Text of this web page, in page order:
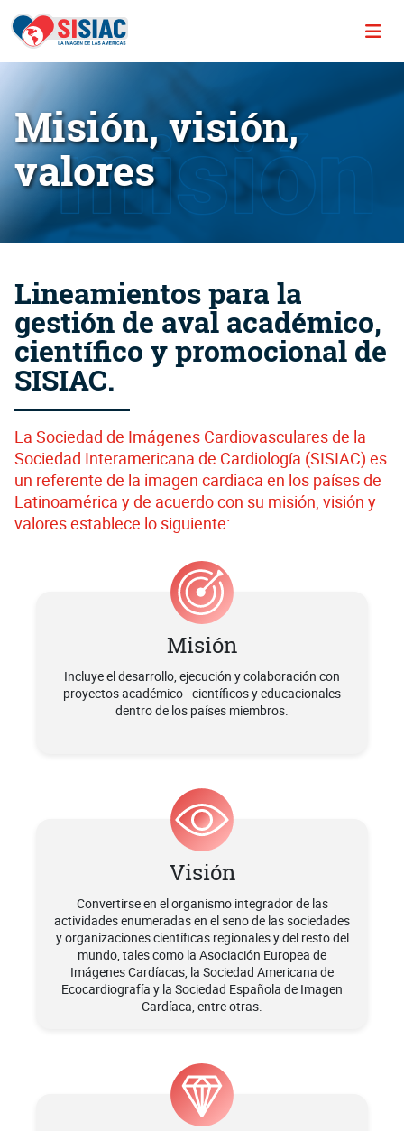
Misión, visión,
valores
Lineamientos para la
gestión de aval académico,
científico y promocional de
SISIAC.
La Sociedad de Imágenes Cardiovasculares de la
Sociedad Interamericana de Cardiología (SISIAC) es
un referente de la imagen cardiaca en los países de
Latinoamérica y de acuerdo con su misión, visión y
valores establece lo siguiente:
Misión
Incluye el desarrollo, ejecución y colaboración con
proyectos académico - científicos y educacionales
dentro de los países miembros.
Visión
Convertirse en el organismo integrador de las
actividades enumeradas en el seno de las sociedades
y organizaciones científicas regionales y del resto del
mundo, tales como la Asociación Europea de
Imágenes Cardíacas, la Sociedad Americana de
Ecocardiografía y la Sociedad Española de Imagen
Cardíaca, entre otras.